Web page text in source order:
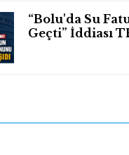
“Bolu'da Su
Geçti” İddiası